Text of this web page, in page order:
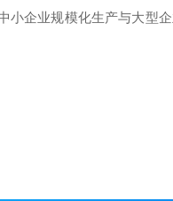
小企业规模化生产与大型